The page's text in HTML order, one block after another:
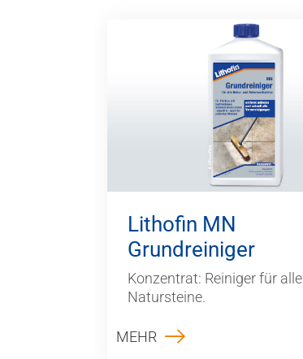
Lithofin MN
Grundreiniger
Konzentrat: Reiniger für alle
Natursteine.
MEHR